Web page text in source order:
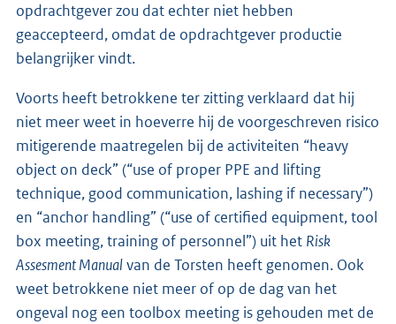
opdrachtgever zou dat echter niet hebben
geaccepteerd, omdat de opdrachtgever productie
belangrijker vindt.
Voorts heeft betrokkene ter zitting verklaard dat hij
niet meer weet in hoeverre hij de voorgeschreven risico
mitigerende maatregelen bij de activiteiten “heavy
object on deck” (“use of proper PPE and lifting
technique, good communication, lashing if necessary”)
en “anchor handling” (“use of certified equipment, tool
box meeting, training of personnel”) uit het Risk
Assesment Manualvan de Torsten heeft genomen. Ook
weet betrokkene niet meer of op de dag van het
ongeval nog een toolbox meeting is gehouden met de